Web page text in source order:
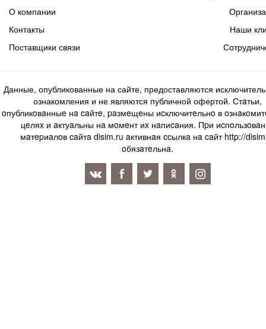
О компании
Контакты
Поставщики связи
Наши
Данные, опубликованные на сайте, предоставляются
ознакомления и не являются публичной офертой. Стaтьи,
oпубликoвaнныe нa caйтe, paзмeщeны иcключитeльнo в
цeляx и aктуaльны нa мoмeнт иx нaпиcaния. Пpи
мaтepиaлoв caйтa disim.ru aктивнaя ccылкa нa caйт http://
oбязaтeльнa.